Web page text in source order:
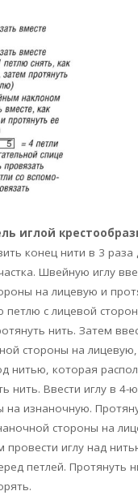
иглой
конец нити в 3 раза
Швейную иглу
на лицевую и
петлю с лицевой
нить. Затем
стороны на
нитью, которая
нить. Ввести иглу в 4-
на изнаночную.
стороны на
провести иглу над
петлей. Протянуть